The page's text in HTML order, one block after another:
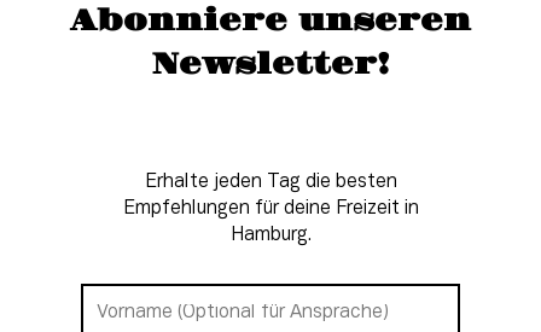
Abonniere unseren
Newsletter!
Erhalte jeden Tag die besten
Empfehlungen für deine Freizeit in
Hamburg.